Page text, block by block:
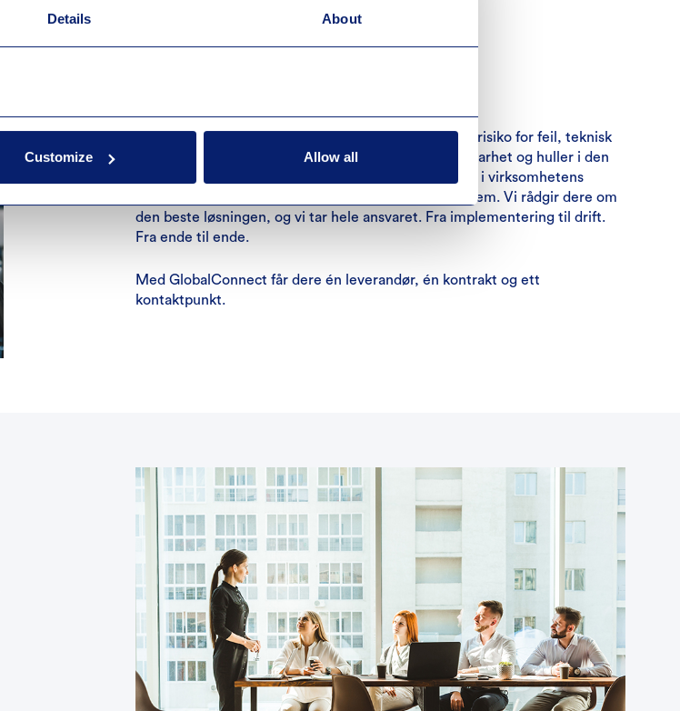
Details About
Customize Allow all
Et fragmentert IT-landskap er forbundet med en høy risiko for feil, teknisk
gjeld, dårlig integrasjon mellom systemer, uforutsigbarhet og huller i den
samlede infrastrukturen. Vi samler alle komponenter i virksomhetens
digitale infrastruktur i ett sammenhengende økosystem. Vi rådgir dere om
den beste løsningen, og vi tar hele ansvaret. Fra implementering til drift.
Fra ende til ende.
Med GlobalConnect får dere én leverandør, én kontrakt og ett
kontaktpunkt.